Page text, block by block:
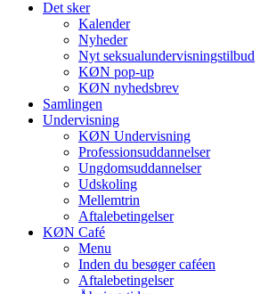
Det sker
Kalender
Nyheder
Nyt seksualundervisningstilbud
KØN pop-up
KØN nyhedsbrev
Samlingen
Undervisning
KØN Undervisning
Professionsuddannelser
Ungdomsuddannelser
Udskoling
Mellemtrin
Aftalebetingelser
KØN Café
Menu
Inden du besøger caféen
Aftalebetingelser